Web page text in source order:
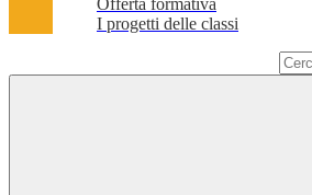
Offerta formativa
I progetti delle classi